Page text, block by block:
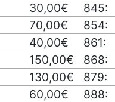
30,00€ 845:
70,00€ 854:
40,00€ 861:
150,00€ 868:
130,00€ 879:
60,00€ 888: